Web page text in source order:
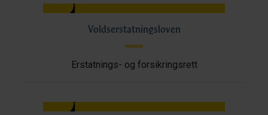
Voldserstatningsloven
Erstatnings- og forsikringsrett